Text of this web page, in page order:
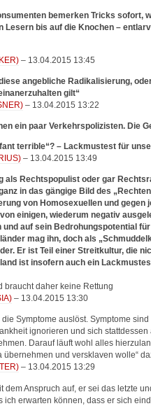
bemerken Tricks sofort,
Lesern bis auf die Knochen –
) – 13.04.2015 13:45
angebliche Radikalisierung,
gilt“
) – 13.04.2015 13:22
ein paar Verkehrspolizisten. Die
terrible“? – Lackmustest für
) – 13.04.2015 13:49
als Rechtspopulist oder gar
in das gängige Bild des
von Homosexuellen und
einigen, wiederum negativ
und auf sein Bedrohungspotential
mag ihn, doch als
Er ist Teil einer Streitkultur, die
ist insofern auch ein
braucht daher keine Rettung
) – 13.04.2015 13:30
Symptome auslöst. Symptome
ignorieren und sich
Darauf läuft wohl alles
übernehmen und versklaven wolle“
) – 13.04.2015 13:29
dem Anspruch auf, er sei das letzte
erwarten können, dass er sich